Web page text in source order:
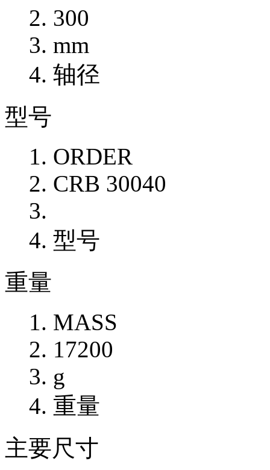
300
mm
轴径
型号
ORDER
CRB 30040
型号
重量
MASS
17200
g
重量
主要尺寸